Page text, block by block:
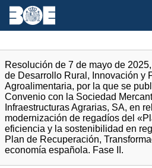
Resolución de 7 de mayo de
de Desarrollo Rural, Innovación y
Agroalimentaria, por la que se
Convenio con la Sociedad
Infraestructuras Agrarias, SA, en
modernización de regadíos del
eficiencia y la sostenibilidad en
Plan de Recuperación,
economía española. Fase II.